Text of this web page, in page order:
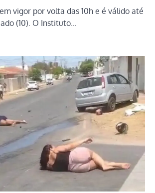
vigor por volta das 10h e é válido até
(10). O Instituto…